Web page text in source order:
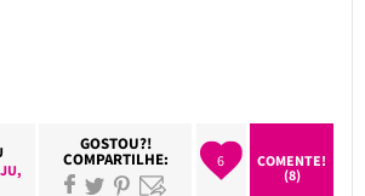
,
GOSTOU?!
COMPARTILHE: 6
COMENTE!
(8)